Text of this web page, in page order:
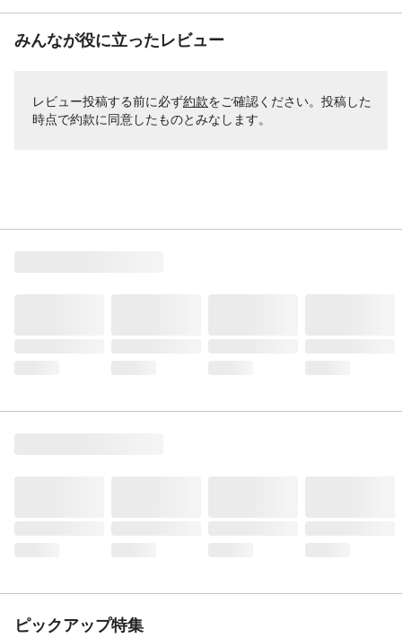
みんなが役に立ったレビュー
レビュー投稿する前に必ず約款をご確認ください。投稿した
時点で約款に同意したものとみなします。
ピックアップ特集